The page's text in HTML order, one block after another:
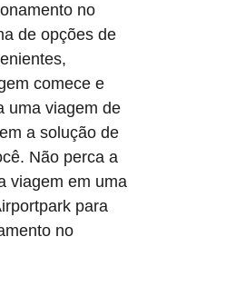
no
de opções de
comece e
uma viagem de
a solução de
Não perca a
viagem em uma
para
no